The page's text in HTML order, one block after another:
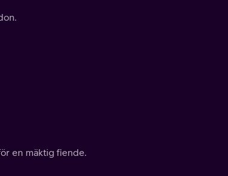
en mäktig fiende.